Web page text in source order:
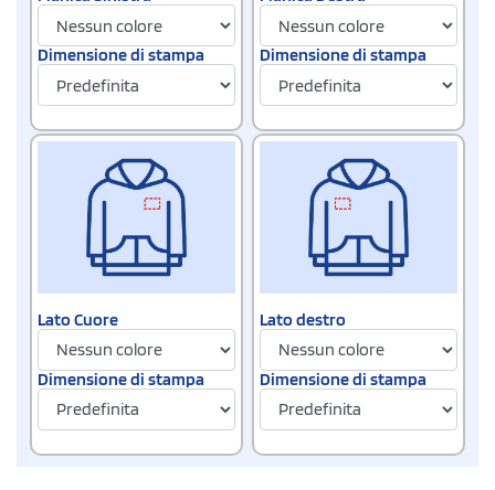
Dimensione di stampa Dimensione di stampa
Lato Cuore
Dimensione di stampa
Lato destro
Dimensione di stampa